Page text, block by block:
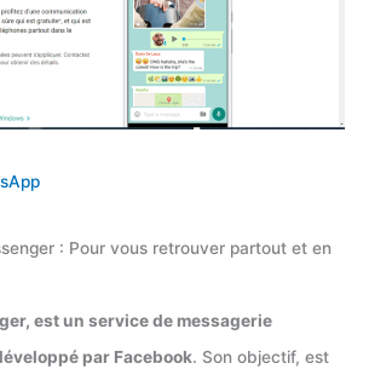
: Pour vous retrouver partout et en
est un service de messagerie
par Facebook. Son objectif, est